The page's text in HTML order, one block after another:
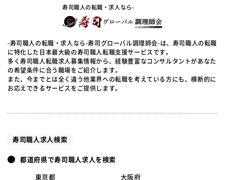
寿司職人の転職・求人なら-
-寿司職人の転職・求人なら-寿司グローバル調理師会-は、寿司職人の転職
に特化した日本最大級の寿司職人転職支援サービスです。
多く寿司職人転職求人募集情報から、経験豊富なコンサルタントがあなた
の希望条件に合う職場をご紹介します。
また、今までとは全く違う他業界への転職を考えている方にも、横断的に
お応えできるサービスをご提供します。
寿司職人求人検索
都道府県で寿司職人求人を検索
東京都 大阪府